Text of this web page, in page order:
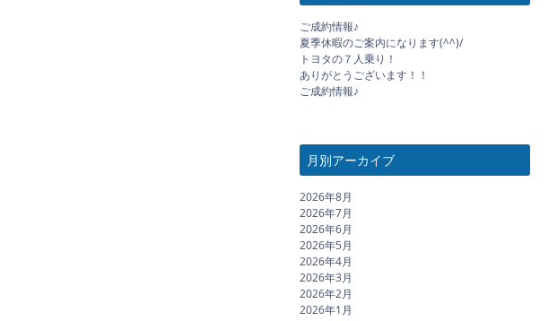
ご成約情報♪
夏季休暇のご案内になります(^^)/
トヨタの７人乗り！
ありがとうございます！！
ご成約情報♪
月別アーカイブ
2026年8月
2026年7月
2026年6月
2026年5月
2026年4月
2026年3月
2026年2月
2026年1月